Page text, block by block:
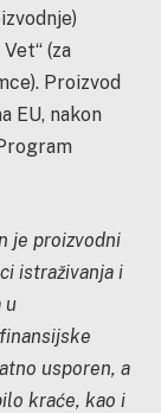
(za
Proizvod
EU, nakon
je proizvodni
istraživanja i
u
usporen, a
kraće, kao i